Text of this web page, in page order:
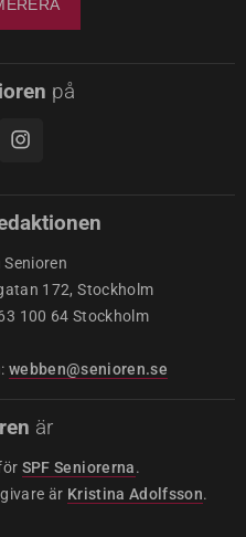
på
172, Stockholm
100 64 Stockholm
webben@senioren.se
är
SPF Seniorerna.
är Kristina Adolfsson.